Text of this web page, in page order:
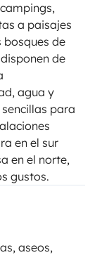
a paisajes
bosques de
de
agua y
para
en el sur
en el norte,
gustos.
aseos,